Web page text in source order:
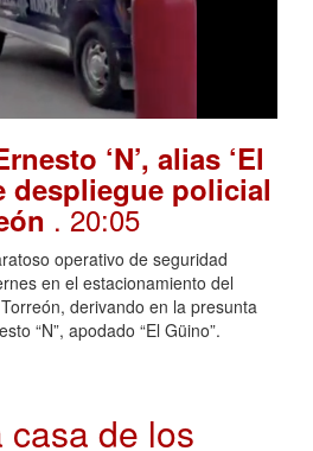
‘N’, alias ‘El
despliegue policial
. 20:05
operativo de seguridad
en el estacionamiento del
derivando en la presunta
“N”, apodado “El Güino”.
de los